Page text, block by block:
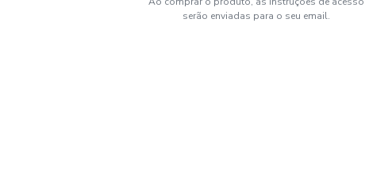
serão enviadas para o seu email.